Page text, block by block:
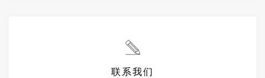
联系我们